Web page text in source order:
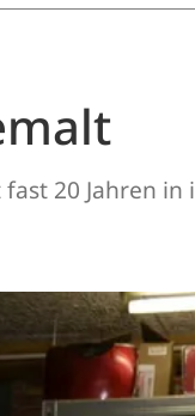
20 Jahren